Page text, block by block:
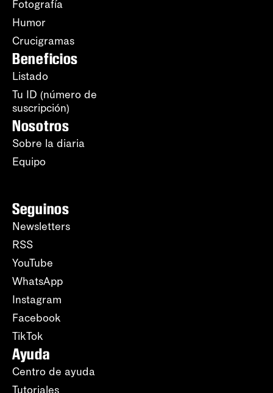
Fotografía
Humor
Crucigramas
Beneficios
Listado
Tu ID (número de
suscripción)
Nosotros
Sobre la diaria
Equipo
Seguinos
Newsletters
RSS
YouTube
WhatsApp
Instagram
Facebook
TikTok
Ayuda
Centro de ayuda
Tutoriales